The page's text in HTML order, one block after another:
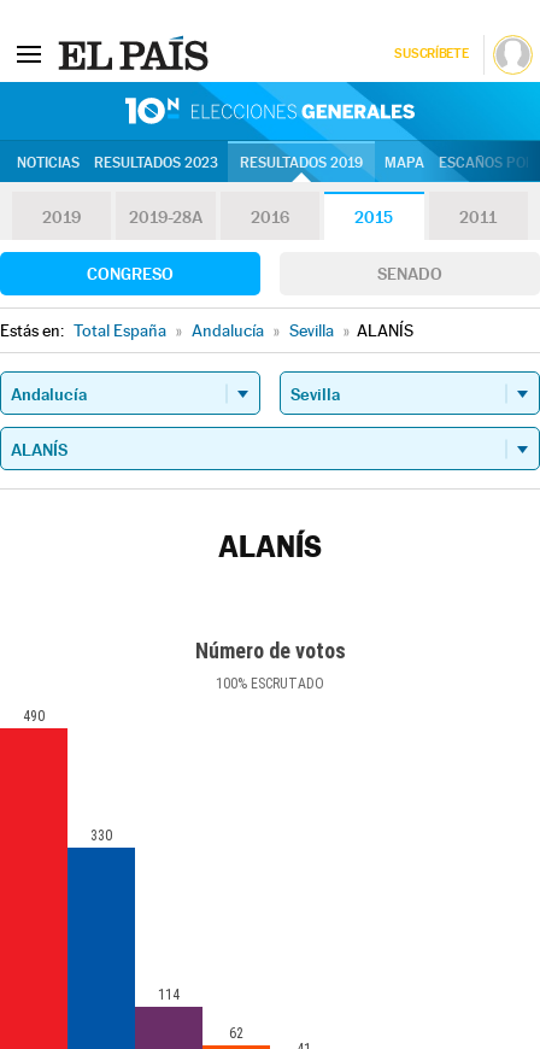
SUSCRÍBETE
NOTICIAS RESULTADOS 2023 RESULTADOS 2019 MAPA ESCAÑOS
2019 2019-28A 2016 2015 2011
CONGRESO SENADO
Estás en: Total España » Andalucía » Sevilla » ALANÍS
ALANÍS
Número de votos
100% ESCRUTADO
490
330
114
62